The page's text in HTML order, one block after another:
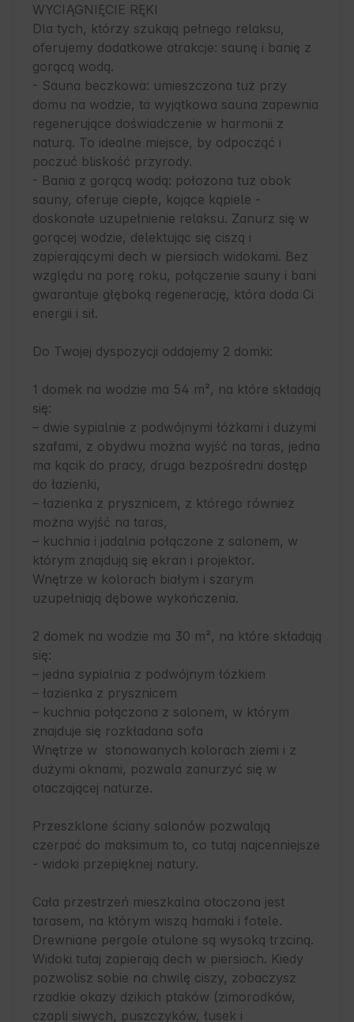
WYCIĄGNIĘCIE RĘKI
Dla tych, którzy szukają pełnego relaksu,
oferujemy dodatkowe atrakcje: saunę i banię z
gorącą wodą.
- Sauna beczkowa: umieszczona tuż przy
domu na wodzie, ta wyjątkowa sauna zapewnia
regenerujące doświadczenie w harmonii z
naturą. To idealne miejsce, by odpocząć i
poczuć bliskość przyrody.
- Bania z gorącą wodą: położona tuż obok
sauny, oferuje ciepłe, kojące kąpiele -
doskonałe uzupełnienie relaksu. Zanurz się w
gorącej wodzie, delektując się ciszą i
zapierającymi dech w piersiach widokami. Bez
względu na porę roku, połączenie sauny i bani
gwarantuje głęboką regenerację, która doda Ci
energii i sił.
Do Twojej dyspozycji oddajemy 2 domki:
1 domek na wodzie ma 54 m², na które składają
się:
– dwie sypialnie z podwójnymi łóżkami i dużymi
szafami, z obydwu można wyjść na taras, jedna
ma kącik do pracy, druga bezpośredni dostęp
do łazienki,
– łazienka z prysznicem, z którego również
można wyjść na taras,
– kuchnia i jadalnia połączone z salonem, w
którym znajdują się ekran i projektor.
Wnętrze w kolorach białym i szarym
uzupełniają dębowe wykończenia.
2 domek na wodzie ma 30 m², na które składają
się:
– jedna sypialnia z podwójnym łóżkiem
– łazienka z prysznicem
– kuchnia połączona z salonem, w którym
znajduje się rozkładana sofa
Wnętrze w  stonowanych kolorach ziemi i z
dużymi oknami, pozwala zanurzyć się w
otaczającej naturze.
Przeszklone ściany salonów pozwalają
czerpać do maksimum to, co tutaj najcenniejsze
- widoki przepięknej natury.
Cała przestrzeń mieszkalna otoczona jest
tarasem, na którym wiszą hamaki i fotele.
Drewniane pergole otulone są wysoką trzciną.
Widoki tutaj zapierają dech w piersiach. Kiedy
pozwolisz sobie na chwilę ciszy, zobaczysz
rzadkie okazy dzikich ptaków (zimorodków,
czapli siwych, puszczyków, łusek i